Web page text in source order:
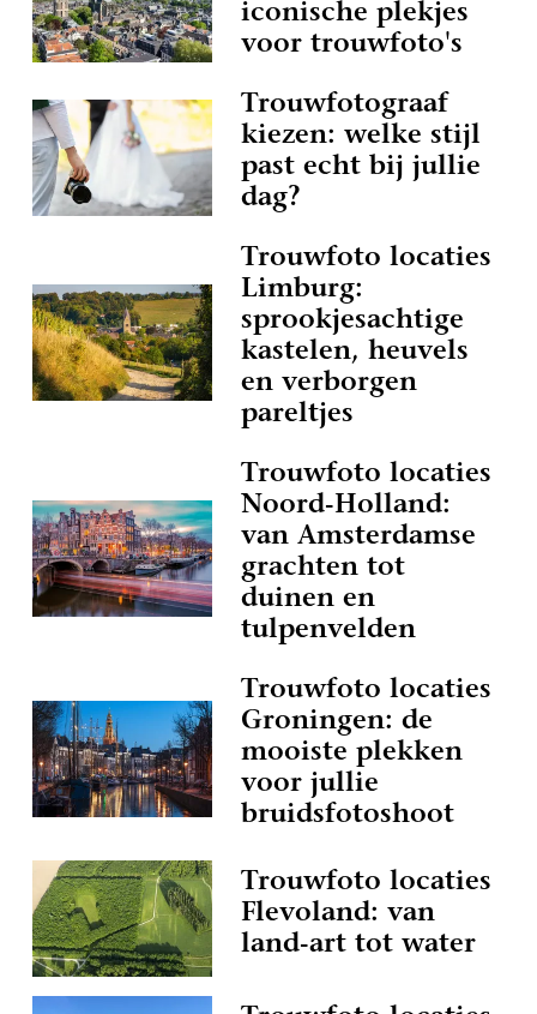
iconische plekjes
voor trouwfoto's
Trouwfotograaf
kiezen: welke stijl
past echt bij jullie
dag?
Trouwfoto locaties
Limburg:
sprookjesachtige
kastelen, heuvels
en verborgen
pareltjes
Trouwfoto locaties
Noord-Holland:
van Amsterdamse
grachten tot
duinen en
tulpenvelden
Trouwfoto locaties
Groningen: de
mooiste plekken
voor jullie
bruidsfotoshoot
Trouwfoto locaties
Flevoland: van
land-art tot water